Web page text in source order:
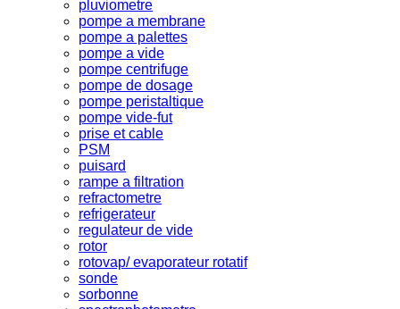
pluviometre
pompe a membrane
pompe a palettes
pompe a vide
pompe centrifuge
pompe de dosage
pompe peristaltique
pompe vide-fut
prise et cable
PSM
puisard
rampe a filtration
refractometre
refrigerateur
regulateur de vide
rotor
rotovap/ evaporateur rotatif
sonde
sorbonne